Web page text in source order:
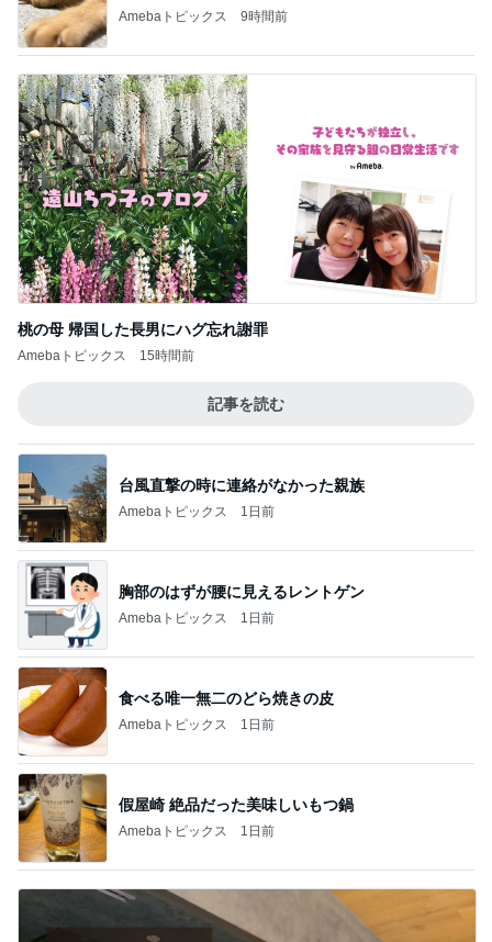
Amebaトピックス 9時間前
桃の母 帰国した長男にハグ忘れ謝罪
Amebaトピックス 15時間前
記事を読む
台風直撃の時に連絡がなかった親族
Amebaトピックス 1日前
胸部のはずが腰に見えるレントゲン
Amebaトピックス 1日前
食べる唯一無二のどら焼きの皮
Amebaトピックス 1日前
假屋崎 絶品だった美味しいもつ鍋
Amebaトピックス 1日前